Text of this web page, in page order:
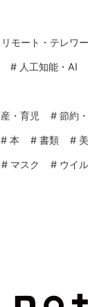
リモート・テレワ
# 人工知能・AI
・育児 # 節約
# 本 # 書類 #
# マスク # ウイ